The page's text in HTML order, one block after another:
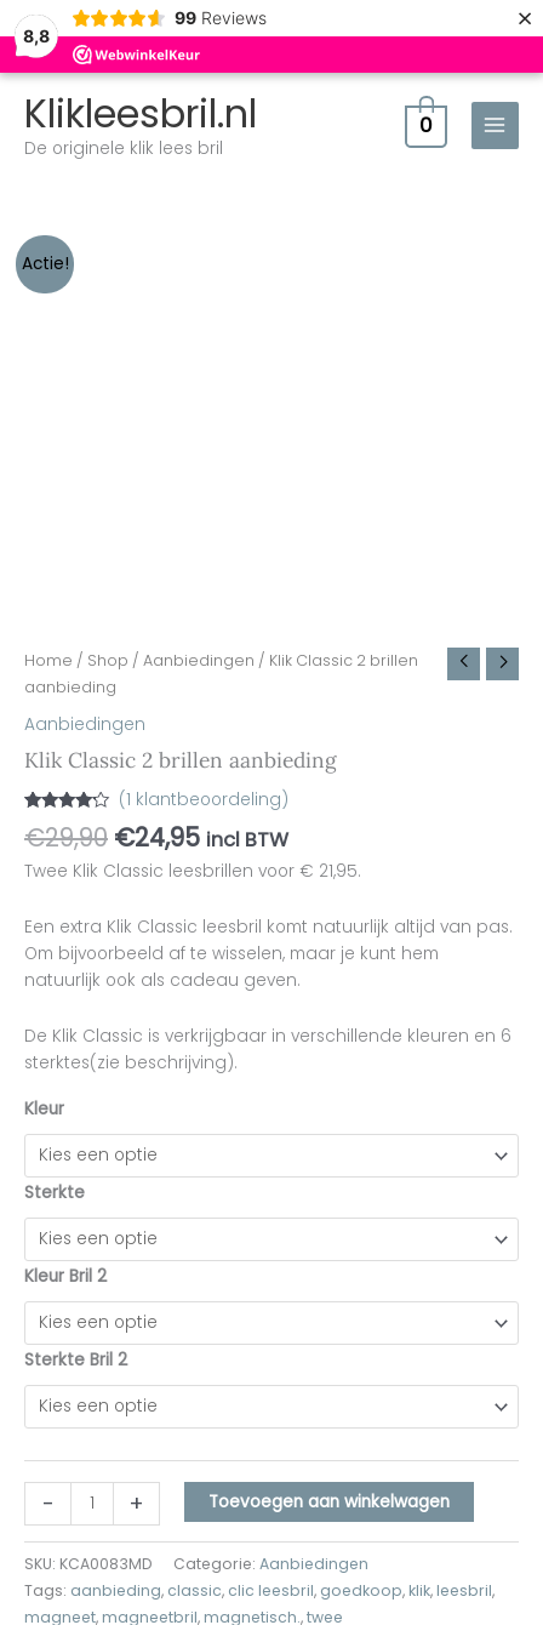
8,8
99 Reviews ×
Klikleesbril.nl
De originele klik lees bril
0
Actie!
Home / Shop / Aanbiedingen / Klik Classic 2 brillen
aanbieding
Aanbiedingen
Klik Classic 2 brillen aanbieding
Gewaardeerd
4.00op 5
gebaseerd
opklant
(1 klantbeoordeling)
€29,90 €24,95 incl BTW
Twee Klik Classic leesbrillen voor € 21,95.
Een extra Klik Classic leesbril komt natuurlijk altijd van pas.
Om bijvoorbeeld af te wisselen, maar je kunt hem
natuurlijk ook als cadeau geven.
De Klik Classic is verkrijgbaar in verschillende kleuren en 6
sterktes(zie beschrijving).
Kleur
Sterkte
Kleur Bril 2
Sterkte Bril 2
-
Klik
Classic
+ Toevoegen aan winkelwagen
SKU: KCA0083MD Categorie: Aanbiedingen
Tags: aanbieding, classic, clic leesbril, goedkoop, klik, leesbril,
magneet, magneetbril, magnetisch.,twee